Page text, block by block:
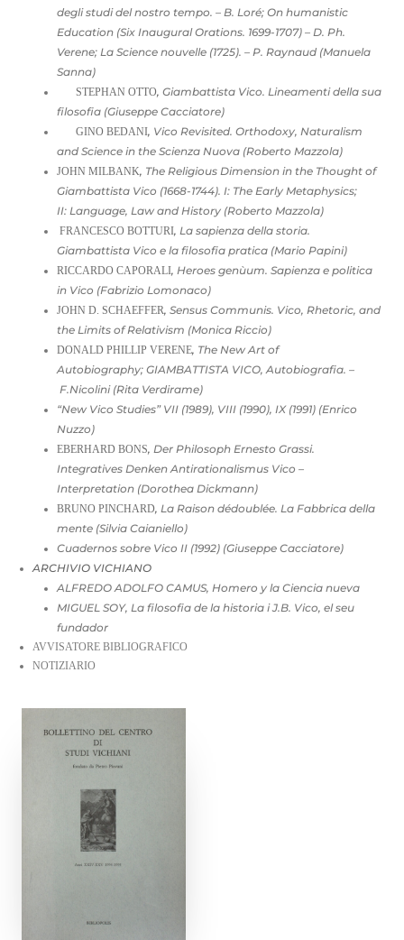
degli studi del nostro tempo. – B. Loré; On humanistic
Education (Six Inaugural Orations. 1699-1707) – D. Ph.
Verene; La Science nouvelle (1725). – P. Raynaud (Manuela
Sanna)
STEPHAN OTTO, Giambattista Vico. Lineamenti della sua
filosofia (Giuseppe Cacciatore)
GINO BEDANI, Vico Revisited. Orthodoxy, Naturalism
and Science in the Scienza Nuova (Roberto Mazzola)
JOHN MILBANK, The Religious Dimension in the Thought of
Giambattista Vico (1668-1744). I: The Early Metaphysics;
II: Language, Law and History (Roberto Mazzola)
FRANCESCO BOTTURI, La sapienza della storia.
Giambattista Vico e la filosofia pratica (Mario Papini)
RICCARDO CAPORALI, Heroes genùum. Sapienza e politica
in Vico (Fabrizio Lomonaco)
JOHN D. SCHAEFFER, Sensus Communis. Vico, Rhetoric, and
the Limits of Relativism (Monica Riccio)
DONALD PHILLIP VERENE, The New Art of
Autobiography; GIAMBATTISTA VICO, Autobiografia. –
F.Nicolini (Rita Verdirame)
“New Vico Studies” VII (1989), VIII (1990), IX (1991) (Enrico
Nuzzo)
EBERHARD BONS, Der Philosoph Ernesto Grassi.
Integratives Denken Antirationalismus Vico –
Interpretation (Dorothea Dickmann)
BRUNO PINCHARD, La Raison dédoublée. La Fabbrica della
mente (Silvia Caianiello)
Cuadernos sobre Vico II (1992) (Giuseppe Cacciatore)
ARCHIVIO VICHIANO
ALFREDO ADOLFO CAMUS, Homero y la Ciencia nueva
MIGUEL SOY, La filosofia de la historia i J.B. Vico, el seu
fundador
AVVISATORE BIBLIOGRAFICO
NOTIZIARIO